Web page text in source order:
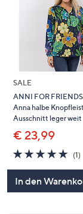
um
diese
anzuzeigen.
SALE
ANNI FOR
Anna halbe
Ausschnitt leger weit
€ 23,99
5.0
von
(1)1
In den